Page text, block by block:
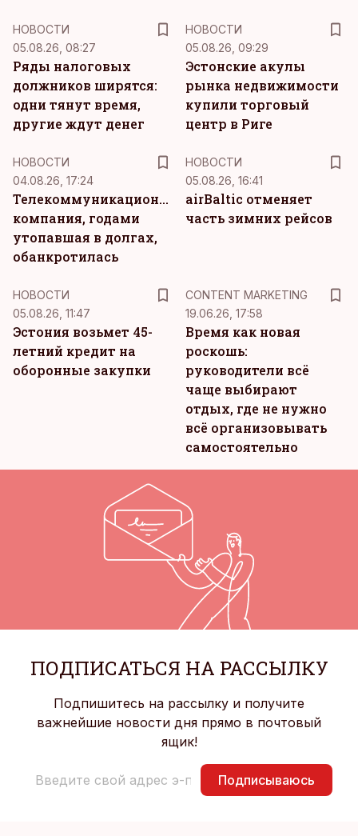
НОВОСТИ
05.08.26, 08:27
Ряды налоговых
должников ширятся:
одни тянут время,
другие ждут денег
НОВОСТИ
05.08.26, 09:29
Эстонские акулы
рынка недвижимости
купили торговый
центр в Риге
НОВОСТИ
04.08.26, 17:24
Телекоммуникационная
компания, годами
утопавшая в долгах,
обанкротилась
НОВОСТИ
05.08.26, 16:41
airBaltic отменяет
часть зимних рейсов
НОВОСТИ
05.08.26, 11:47
Эстония возьмет 45-
летний кредит на
оборонные закупки
CONTENT MARKETING
19.06.26, 17:58
Время как новая
роскошь:
руководители всё
чаще выбирают
отдых, где не нужно
всё организовывать
самостоятельно
ПОДПИСАТЬСЯ НА РАССЫЛКУ
Подпишитесь на рассылку и получите
важнейшие новости дня прямо в почтовый
ящик!
Подписываюсь